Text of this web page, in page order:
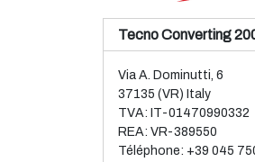
Tecno Converting
Via A. Dominutti, 6
37135 (VR) Italy
TVA: IT-01470990332
REA: VR-389550
Téléphone: +39 045